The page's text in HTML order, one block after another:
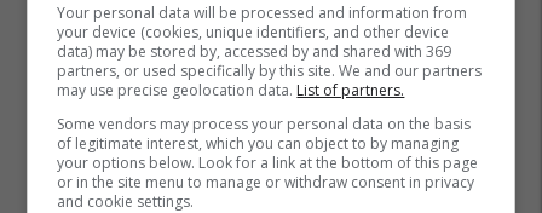
Your personal data will be processed and information from
your device (cookies, unique identifiers, and other device
data) may be stored by, accessed by and shared with 369
partners, or used specifically by this site. We and our partners
may use precise geolocation data. List of partners.
Some vendors may process your personal data on the basis
of legitimate interest, which you can object to by managing
your options below. Look for a link at the bottom of this page
or in the site menu to manage or withdraw consent in privacy
and cookie settings.